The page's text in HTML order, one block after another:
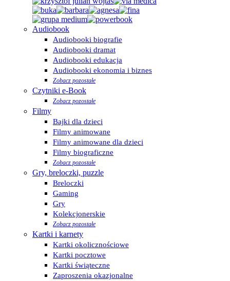
Audiobook
Audiobooki biografie
Audiobooki dramat
Audiobooki edukacja
Audiobooki ekonomia i biznes
Zobacz pozostałe
Czytniki e-Book
Zobacz pozostałe
Filmy
Bajki dla dzieci
Filmy animowane
Filmy animowane dla dzieci
Filmy biograficzne
Zobacz pozostałe
Gry, breloczki, puzzle
Breloczki
Gaming
Gry
Kolekcjonerskie
Zobacz pozostałe
Kartki i karnety
Kartki okolicznościowe
Kartki pocztowe
Kartki świąteczne
Zaproszenia okazjonalne